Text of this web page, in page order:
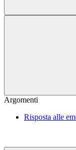
Argomenti
Risposta alle